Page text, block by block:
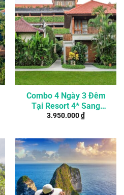
Combo 4 Ngày 3 Đêm
Tại Resort 4* Sang
Chảnh Ở Seminyak, Bali
3.950.000₫